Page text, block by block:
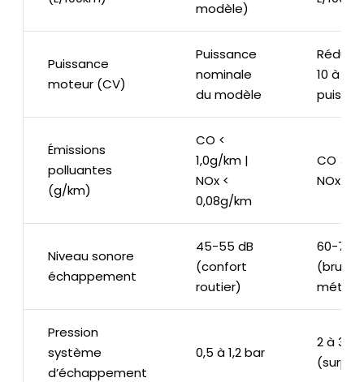
modèle)
Puissance
moteur (CV)
Puissance
nominale
du modèle
10 à
Émissions
polluantes
(g/km)
CO <
1,0g/km |
NOx <
0,08g/km
CO >
NOx >
Niveau sonore
échappement
45-55 dB
(confort
routier)
60-70
(bruits
Pression
système
d’échappement
0,5 à 1,2 bar
2 à 3,5